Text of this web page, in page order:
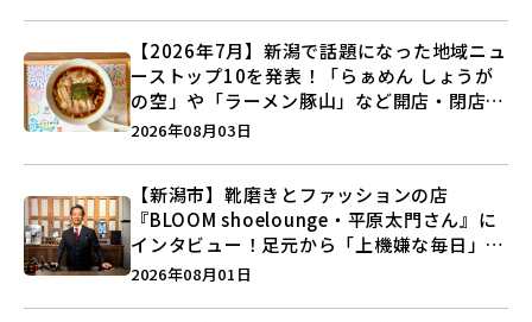
【2026年7月】新潟で話題になった地域ニュ
ーストップ10を発表！「らぁめん しょうが
の空」や「ラーメン豚山」など開店・閉店の
注目記事をランキングでご紹介♪
2026年08月03日
【新潟市】靴磨きとファッションの店
『BLOOM shoelounge・平原太門さん』に
インタビュー！足元から「上機嫌な毎日」を
つくる装いの提案とは？
2026年08月01日